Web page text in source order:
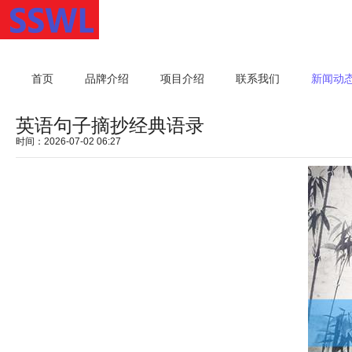
首页 品牌介绍 项目介绍 联系我们 新闻动
英语句子摘抄经典语录
时间：2026-07-02 06:27